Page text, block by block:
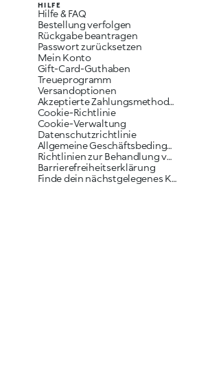
HILFE
Hilfe & FAQ
Bestellung verfolgen
Rückgabe beantragen
Passwort zurücksetzen
Mein Konto
Gift-Card-Guthaben
Treueprogramm
Versandoptionen
Akzeptierte Zahlungsmethoden
Cookie-Richtlinie
Cookie-Verwaltung
Datenschutzrichtlinie
Allgemeine Geschäftsbedingungen
Richtlinien zur Behandlung von Reklamationen
Barrierefreiheitserklärung
Finde dein nächstgelegenes KIKO Geschäft